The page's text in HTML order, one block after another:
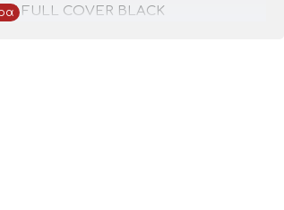
FULL COVER BLACK